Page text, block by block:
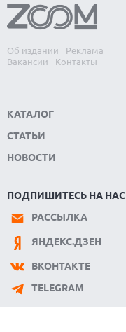
Об издании
Реклама
Вакансии
Контакты
КАТАЛОГ
СТАТЬИ
НОВОСТИ
ПОДПИШИТЕСЬ НА НАС
РАССЫЛКА
ЯНДЕКС.ДЗЕН
ВКОНТАКТЕ
TELEGRAM